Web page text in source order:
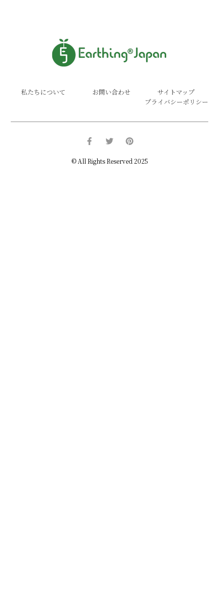
私たちについて お問い合わせ
サイトマップ
プライバシーポリシー
© All Rights Reserved 2025